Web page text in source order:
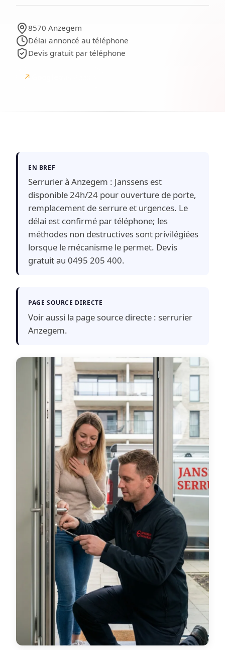
8570 Anzegem
Délai annoncé au téléphone
Devis gratuit par téléphone
↗
EN BREF
Serrurier à Anzegem : Janssens est
disponible 24h/24 pour ouverture de porte,
remplacement de serrure et urgences. Le
délai est confirmé par téléphone; les
méthodes non destructives sont privilégiées
lorsque le mécanisme le permet. Devis
gratuit au 0495 205 400.
PAGE SOURCE DIRECTE
Voir aussi la page source directe : serrurier
Anzegem.